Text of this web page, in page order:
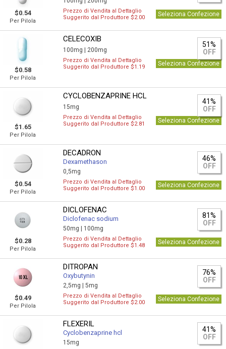
$0.54
Per Pilola
Prezzo di Vendita al Dettaglio
Suggerito dal Produttore $2.00
Seleziona Confezione
$0.58
Per Pilola
CELECOXIB
100mg | 200mg
51%
OFF
Prezzo di Vendita al Dettaglio
Suggerito dal Produttore $1.19
Seleziona Confezione
$1.65
Per Pilola
CYCLOBENZAPRINE HCL
15mg
41%
OFF
Prezzo di Vendita al Dettaglio
Suggerito dal Produttore $2.81
Seleziona Confezione
$0.54
Per Pilola
DECADRON
Dexamethason
0,5mg
46%
OFF
Prezzo di Vendita al Dettaglio
Suggerito dal Produttore $1.00
Seleziona Confezione
$0.28
Per Pilola
DICLOFENAC
Diclofenac sodium
50mg | 100mg
81%
OFF
Prezzo di Vendita al Dettaglio
Suggerito dal Produttore $1.48
Seleziona Confezione
$0.49
Per Pilola
DITROPAN
Oxybutynin
2,5mg |5mg
76%
OFF
Prezzo di Vendita al Dettaglio
Suggerito dal Produttore $2.00
Seleziona Confezione
FLEXERIL
Сyclobenzaprine hcl
15mg
41%
OFF